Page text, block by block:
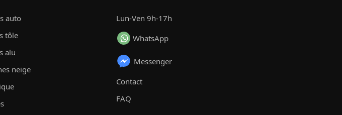
auto
tôle
alu
neige
Lun-Ven 9h-17h
WhatsApp
Messenger
Contact
FAQ